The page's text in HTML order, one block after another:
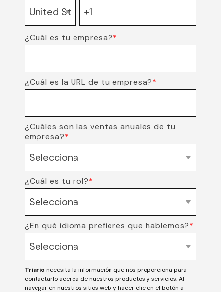
¿Cuál es tu empresa?*
¿Cuál es la URL de tu empresa?*
¿Cuáles son las ventas anuales de tu
empresa?*
¿Cuál es tu rol?*
¿En qué idioma prefieres que hablemos?*
Triario necesita la información que nos proporciona para
contactarlo acerca de nuestros productos y servicios. Al
navegar en nuestros sitios web y hacer clic en el botón al